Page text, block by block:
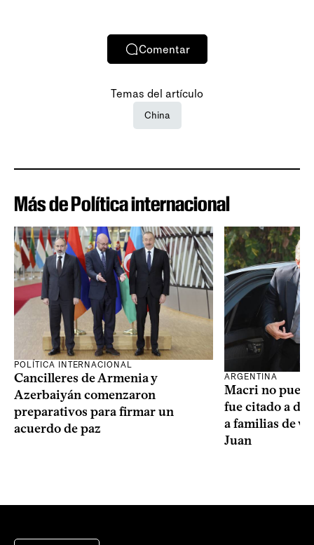
Comentar
Temas del artículo
China
Más de Política internacional
POLÍTICA INTERNACIONAL
Cancilleres de Armenia y
Azerbaiyán comenzaron
preparativos para firmar un
acuerdo de paz
ARGENTINA
Macri no
fue citado a
a familias de
Juan